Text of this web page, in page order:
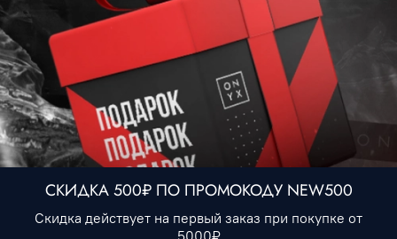
New Balance 2002R • Grey Blue
3 990 ₽
Нет в наличии
В избранное
Описание
СКИДКА 500₽ ПО ПРОМОКОДУ NEW500
Скидка действует на первый заказ при покупке от
5000₽